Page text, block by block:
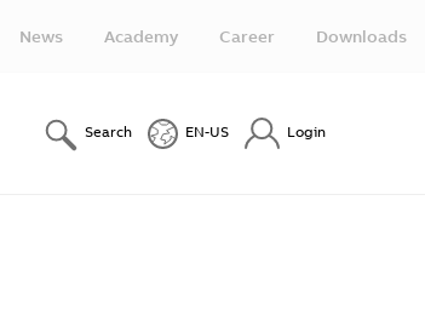
News Academy Career Downloads
Search EN-US Login